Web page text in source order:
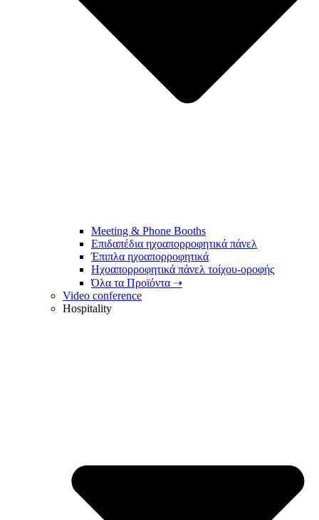
Meeting & Phone Booths
Επιδαπέδια ηχοαπορροφητικά πάνελ
Έπιπλα ηχοαπορροφητικά
Ηχοαπορροφητικά πάνελ τοίχου-οροφής
Όλα τα Προϊόντα ➝
Video conference
Hospitality